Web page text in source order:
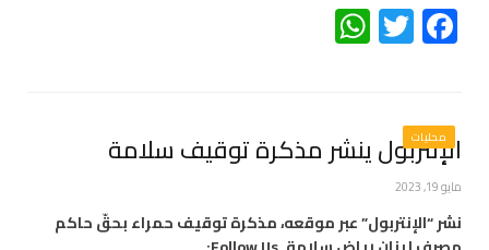
Facebook
Twitter
محليات
الإنتربول ينشر مذكرة توقيف سلامة
مايو 19, 2023
نشر “الإنتربول” عبر موقعه، مذكرة توقيف حمراء بحقّ حاكم